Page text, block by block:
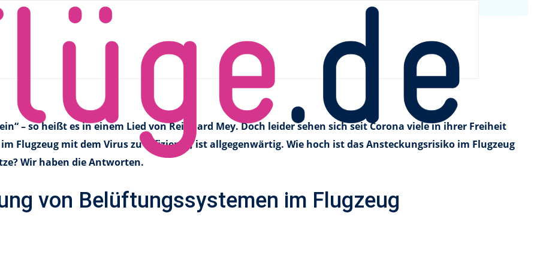
im Flugzeug deutlich
Ansteckungsrisiko im Flugzeug deutlich
– so heißt es in einem Lied von Reinhard Mey. Doch leider sehen sich seit Corona viele in ihrer Freiheit
Flugzeug mit dem Virus zu infizieren, ist allgegenwärtig. Wie hoch ist das Ansteckungsrisiko im Flugzeug
Wir haben die Antworten.
von Belüftungssystemen im Flugzeug